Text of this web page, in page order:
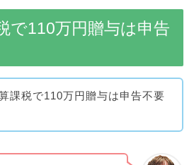
で110万円贈与は申告
課税で110万円贈与は申告不要